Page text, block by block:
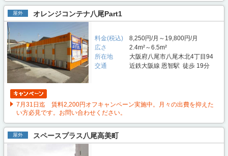
屋外 オレンジコンテナ八尾Part1
料金(税込)
8,250円/月～19,800円/月
広さ
2.4m²～6.5m²
所在地
大阪府八尾市八尾木北4丁目94
交通
近鉄大阪線 恩智駅 徒歩 19分
7月31日迄 賃料2,200円オフキャンペーン実施中。月々の出費を抑えた
い方必見です。お問い合わせください。
屋外 スペースプラス八尾高美町